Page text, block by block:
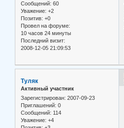
Сообщений: 60
Уважение: +2
Позитив: +0
Провел на форуме:
10 часов 24 минуты
Последний визит:
2008-12-05 21:09:53
Туляк
Активный участник
Зарегистрирован: 2007-09-23
Приглашений: 0
Сообщений: 114
Уважение: +4